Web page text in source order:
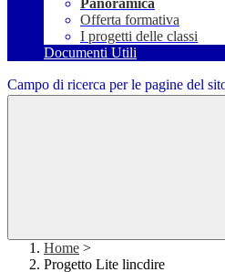
Panoramica
Offerta formativa
I progetti delle classi
Documenti Utili
Campo di ricerca per le pagine del
Home >
Progetto Lite lincdire